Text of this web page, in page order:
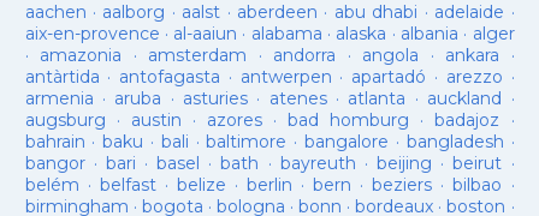
aachen · aalborg · aalst · aberdeen · abu dhabi · adelaide ·
aix-en-provence · al-aaiun · alabama · alaska · albania · alger
· amazonia · amsterdam · andorra · angola · ankara ·
antàrtida · antofagasta · antwerpen · apartadó · arezzo ·
armenia · aruba · asturies· atenes· atlanta · auckland ·
augsburg · austin · azores·bad homburg ·badajoz ·
bahrain ·baku · bali ·baltimore ·bangalore · bangladesh ·
bangor· bari ·basel ·bath · bayreuth ·beijing ·beirut ·
belém · belfast· belize · berlin ·bern ·beziers ·bilbao ·
birmingham · bogota · bologna ·bonn ·bordeaux ·boston ·